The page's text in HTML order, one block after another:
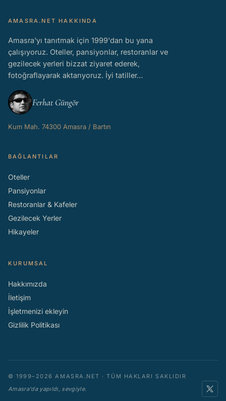
AMASRA.NET HAKKINDA
Amasra'yı tanıtmak için 1999'dan bu yana
çalışıyoruz. Oteller, pansiyonlar, restoranlar ve
gezilecek yerleri bizzat ziyaret ederek,
fotoğraflayarak aktarıyoruz. İyi tatiller…
Ferhat Güngör
Kum Mah. 74300 Amasra / Bartın
BAĞLANTILAR
Oteller
Pansiyonlar
Restoranlar & Kafeler
Gezilecek Yerler
Hikayeler
KURUMSAL
Hakkımızda
İletişim
İşletmenizi ekleyin
Gizlilik Politikası
© 1999–2026 AMASRA.NET · TÜM HAKLARI SAKLIDIR
Amasra'da yapıldı, sevgiyle.